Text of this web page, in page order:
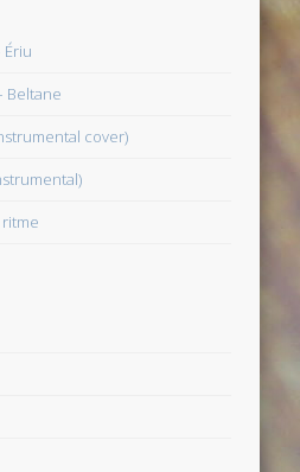
Beltane
cover)
ritme